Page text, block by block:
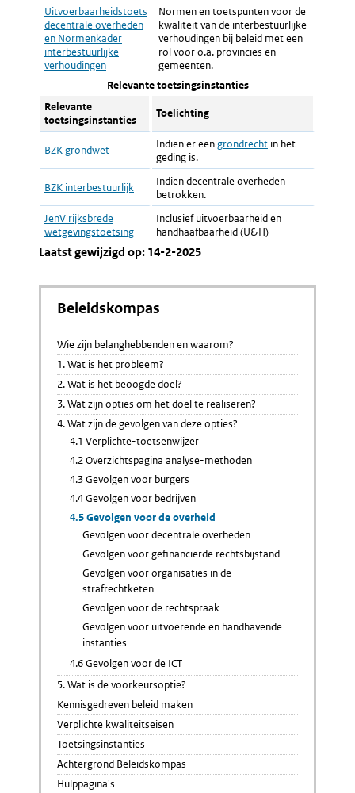
Uitvoerbaarheidstoets
decentrale overheden
en Normenkader
interbestuurlijke
verhoudingen
Normen en toetspunten voor de
kwaliteit van de interbestuurlijke
verhoudingen bij beleid met een
rol voor o.a. provincies en
gemeenten.
Relevante toetsingsinstanties
Relevante
toetsingsinstanties
Toelichting
BZK grondwet Indien er eengrondrecht in het
geding is.
BZK interbestuurlijk
Indien decentrale overheden
betrokken.
JenV rijksbrede
wetgevingstoetsing
Inclusief uitvoerbaarheid en
handhaafbaarheid (U&H)
Laatst gewijzigd op: 14-2-2025
Beleidskompas
Wie zijn belanghebbenden en waarom?
1. Wat is het probleem?
2. Wat is het beoogde doel?
3. Wat zijn opties om het doel te realiseren?
4. Wat zijn de gevolgen van deze opties?
4.1 Verplichte-toetsenwijzer
4.2 Overzichtspagina analyse-methoden
4.3 Gevolgen voor burgers
4.4 Gevolgen voor bedrijven
4.5 Gevolgen voor de overheid
Gevolgen voor decentrale overheden
Gevolgen voor gefinancierde rechtsbijstand
Gevolgen voor organisaties in de
strafrechtketen
Gevolgen voor de rechtspraak
Gevolgen voor uitvoerende en handhavende
instanties
4.6 Gevolgen voor de ICT
5. Wat is de voorkeursoptie?
Kennisgedreven beleid maken
Verplichte kwaliteitseisen
Toetsingsinstanties
Achtergrond Beleidskompas
Hulppagina's